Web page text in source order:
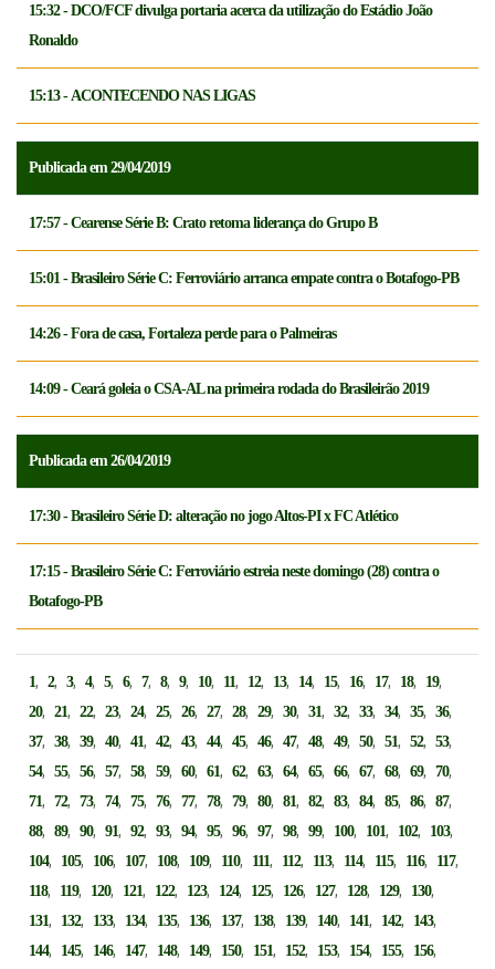
15:32 - DCO/FCF divulga portaria acerca da utilização do Estádio João
Ronaldo
15:13 - ACONTECENDO NAS LIGAS
Publicada em 29/04/2019
17:57 - Cearense Série B: Crato retoma liderança do Grupo B
15:01 - Brasileiro Série C: Ferroviário arranca empate contra o Botafogo-PB
14:26 - Fora de casa, Fortaleza perde para o Palmeiras
14:09 - Ceará goleia o CSA-AL na primeira rodada do Brasileirão 2019
Publicada em 26/04/2019
17:30 - Brasileiro Série D: alteração no jogo Altos-PI x FC Atlético
17:15 - Brasileiro Série C: Ferroviário estreia neste domingo (28) contra o
Botafogo-PB
1,2,3,4,5,6,7,8,9, 10, 11, 12, 13, 14, 15, 16, 17, 18, 19,
20,21,22,23,24,25,26,27,28,29,30,31,32,33,34,35,36,
37,38,39,40,41,42,43,44,45,46,47,48,49,50,51,52,53,
54,55,56,57,58,59,60,61,62,63,64,65,66,67,68,69,70,
71,72,73,74,75,76,77,78,79,80,81,82,83,84,85,86,87,
88,89,90,91,92,93,94,95,96,97,98,99, 100, 101, 102, 103,
104, 105, 106, 107, 108, 109, 110, 111, 112, 113, 114, 115, 116, 117,
118, 119, 120, 121, 122, 123, 124, 125, 126, 127, 128, 129, 130,
131, 132, 133, 134, 135, 136, 137, 138, 139, 140, 141, 142, 143,
144, 145, 146, 147, 148, 149, 150, 151, 152, 153, 154, 155, 156,